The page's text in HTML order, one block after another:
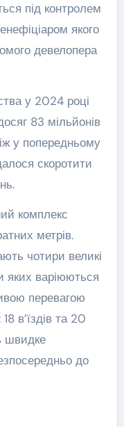
під контролем
якого
девелопера
у 2024 році
83 мільйонів
у попередньому
скоротити
комплекс
метрів.
чотири великі
яких варіюються
перевагою
в’їздів та 20
швидке
до